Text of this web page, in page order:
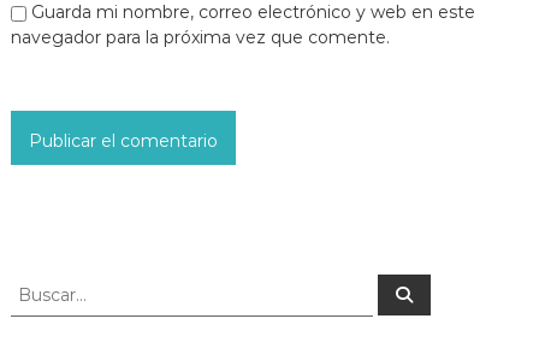
Guarda mi nombre, correo electrónico y web en este
navegador para la próxima vez que comente.